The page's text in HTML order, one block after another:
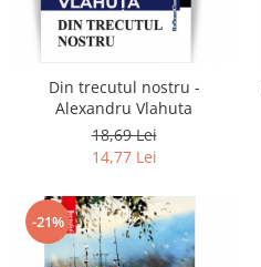
Literatura
Clasica
Contemporana
Moderna
Universala
Non-fictiune
Calatorii
Din trecutul nostru -
Alexandru Vlahuta
18,69 Lei
14,77 Lei
-21%